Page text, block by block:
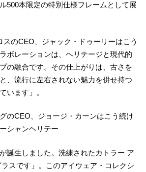
500本限定の特別仕様フレームとして展
スのCEO、ジャック・ドゥーリーはこう
ボレーションは、ヘリテージと現代的
の融合です。その仕上がりは、古さを
、流行に左右されない魅力を併せ持つ
います」。
のCEO、ジョージ・カーンはこう続け
シャンヘリテー
誕生しました。洗練されたカトラー ア
スです」。このアイウェア・コレクシ